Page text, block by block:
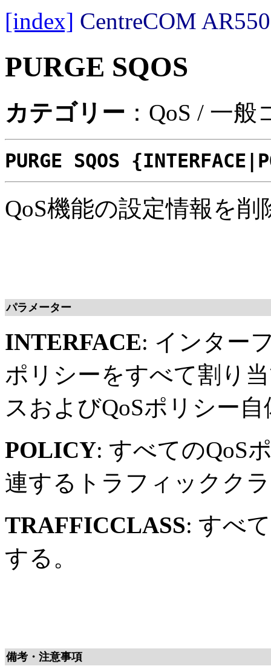
[index] CentreCOM
PURGE SQOS
カテゴリー ：QoS / 一
PURGE SQOS
QoS機能の設定情報を削
パラメーター
INTERFACE: インター
ポリシーをすべて割り
スおよびQoSポリシー
POLICY: すべてのQoS
連するトラフィックク
TRAFFICCLASS: すべ
する。
備考・注意事項